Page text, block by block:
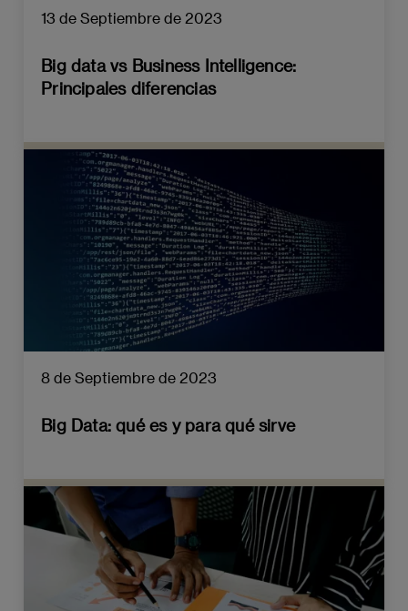
13 de Septiembre de 2023
Big data vs Business Intelligence:
Principales diferencias
8 de Septiembre de 2023
Big Data: qué es y para qué sirve